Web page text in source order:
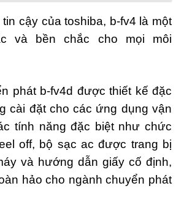
cậy của toshiba, b-fv4 là một
và bền chắc cho mọi môi
phát b-fv4d được thiết kế đặc
cài đặt cho các ứng dụng vận
tính năng đặc biệt như chức
off, bộ sạc ac được trang bị
và hướng dẫn giấy cố định,
hảo cho ngành chuyển phát